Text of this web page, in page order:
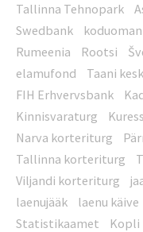
Tallinna Tehnopark
Swedbank
Rumeenia
Rootsi
elamufond
Taani
FIH Erhvervsbank
Kinnisvaraturg
Narva korteriturg
Tallinna korteriturg
Viljandi korteriturg
laenujääk
laenu käive
Statistikaamet
Kopli